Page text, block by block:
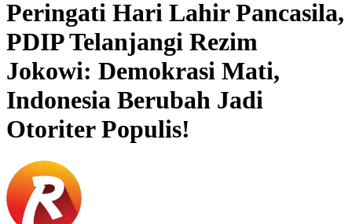
Peringati Hari Lahir Pancasila,
PDIP Telanjangi Rezim
Jokowi: Demokrasi Mati,
Indonesia Berubah Jadi
Otoriter Populis!